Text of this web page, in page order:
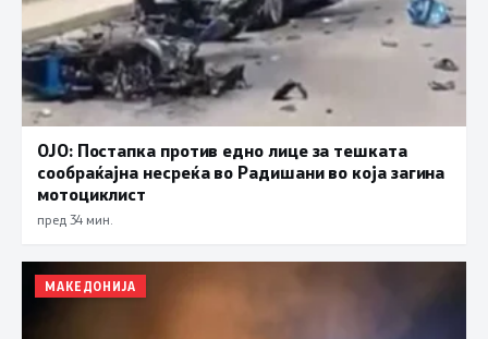
ОЈО: Постапка против едно лице за тешката
сообраќајна несреќа во Радишани во која загина
мотоциклист
пред 34 мин.
МАКЕДОНИЈА